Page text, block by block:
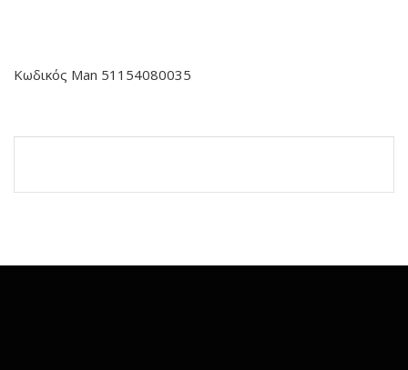
Κωδικός Man 51154080035